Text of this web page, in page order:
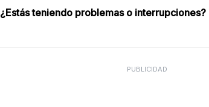
¿Estás teniendo problemas o interrupciones?
PUBLICIDAD